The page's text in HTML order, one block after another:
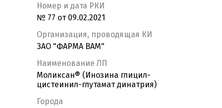
Номер и дата РКИ
№ 77 от 09.02.2021
Организация, проводящая КИ
ЗАО "ФАРМА ВАМ"
Наименование ЛП
Моликсан® (Инозина глицил-
цистеинил-глутамат динатрия)
Города